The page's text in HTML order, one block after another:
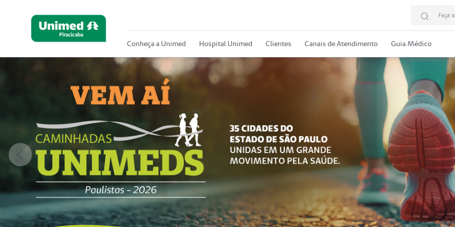
Faça
Conheça a Unimed Hospital Unimed Clientes Canais de Atendimento Guia Médico
Anterior